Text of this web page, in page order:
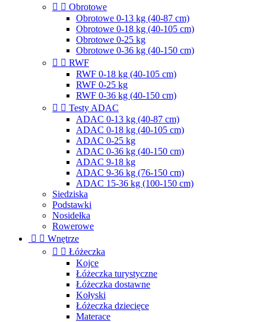
  Obrotowe
Obrotowe 0-13 kg (40-87 cm)
Obrotowe 0-18 kg (40-105 cm)
Obrotowe 0-25 kg
Obrotowe 0-36 kg (40-150 cm)
  RWF
RWF 0-18 kg (40-105 cm)
RWF 0-25 kg
RWF 0-36 kg (40-150 cm)
  Testy ADAC
ADAC 0-13 kg (40-87 cm)
ADAC 0-18 kg (40-105 cm)
ADAC 0-25 kg
ADAC 0-36 kg (40-150 cm)
ADAC 9-18 kg
ADAC 9-36 kg (76-150 cm)
ADAC 15-36 kg (100-150 cm)
Siedziska
Podstawki
Nosidełka
Rowerowe
  Wnętrze
  Łóżeczka
Kojce
Łóżeczka turystyczne
Łóżeczka dostawne
Kołyski
Łóżeczka dziecięce
Materace